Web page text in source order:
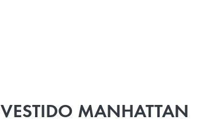
VESTIDO MANHATTAN